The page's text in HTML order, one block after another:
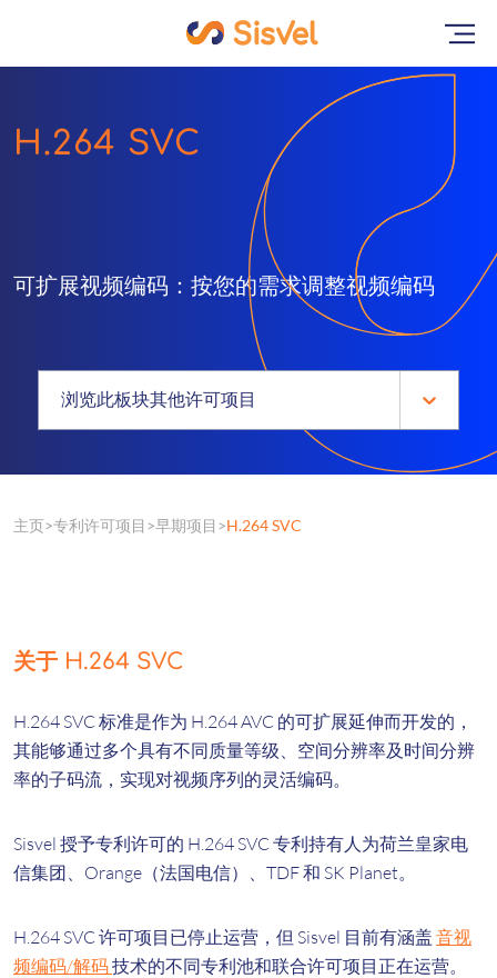
H.264 SVC
可扩展视频编码：按您的需求调整视频编码
浏览此板块其他许可项目
主页 专利许可项目 早期项目 H.264 SVC
关于 H.264 SVC
H.264 SVC 标准是作为 H.264 AVC 的可扩展延伸而开发的，
其能够通过多个具有不同质量等级、空间分辨率及时间分辨
率的子码流，实现对视频序列的灵活编码。
Sisvel 授予专利许可的 H.264 SVC 专利持有人为荷兰皇家电
信集团、Orange（法国电信）、TDF 和 SK Planet。
H.264 SVC 许可项目已停止运营，但 Sisvel 目前有涵盖 音视
频编码/解码技术的不同专利池和联合许可项目正在运营。